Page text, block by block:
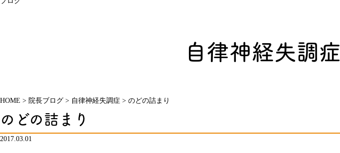
自律神経失調症
HOME > 院長ブログ > 自律神経失調症 > のどの詰まり
のどの詰まり
2017.03.01